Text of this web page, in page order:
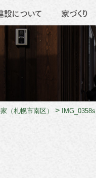
設について
社概要
家づくり
薪ストーブ
（札幌市南区） > IMG_0358s